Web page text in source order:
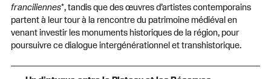
franciliennes*, tandis que des œuvres d’artistes contemporains
partent à leur tour à la rencontre du patrimoine médiéval en
venant investir les monuments historiques de la région, pour
poursuivre ce dialogue intergénérationnel et transhistorique.